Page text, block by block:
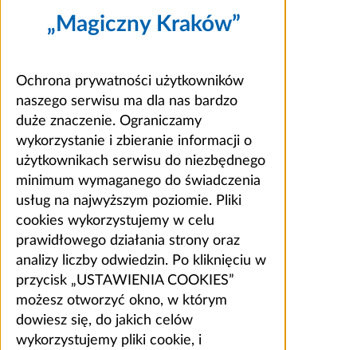
„Magiczny Kraków”
Ochrona prywatności użytkowników
naszego serwisu ma dla nas bardzo
duże znaczenie. Ograniczamy
wykorzystanie i zbieranie informacji o
użytkownikach serwisu do niezbędnego
minimum wymaganego do świadczenia
usług na najwyższym poziomie. Pliki
cookies wykorzystujemy w celu
prawidłowego działania strony oraz
analizy liczby odwiedzin. Po kliknięciu w
przycisk „USTAWIENIA COOKIES”
możesz otworzyć okno, w którym
dowiesz się, do jakich celów
wykorzystujemy pliki cookie, i